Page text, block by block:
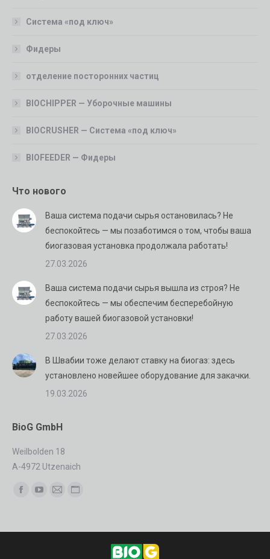
Система «под ключ»
Фидеры
отделение посторонних частиц
BIOCHIPPER — Уборочные машины
BIOCRUSHER — Система «под ключ»
BIOFEEDER — Фидеры
Что нового
Ваша система подачи сырья остановилась? Не
беспокойтесь — мы позаботимся о том, чтобы ваша
биогазовая установка продолжала работать!
27.03.2026
Ваша система подачи сырья вышла из строя? Не
беспокойтесь — мы обеспечим бесперебойную
работу вашей биогазовой установки!
27.03.2026
В Швабии тоже делают ставку на биогаз: здесь
установлено новейшее оборудование для закачки.
19.03.2026
BioG GmbH
Weilbolden 18
A-4972 Utzenaich
Найдите нас:
FacebookYouTube
ПочтаСайт